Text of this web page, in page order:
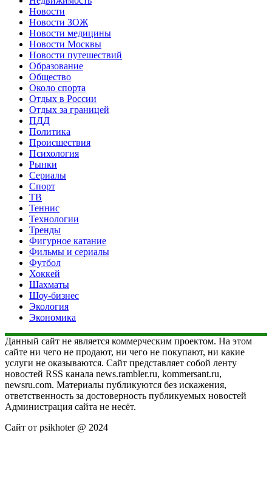
Новости
Новости ЗОЖ
Новости медицины
Новости Москвы
Новости путешествий
Образование
Общество
Около спорта
Отдых в России
Отдых за границей
ПДД
Политика
Происшествия
Психология
Рынки
Сериалы
Спорт
ТВ
Теннис
Технологии
Тренды
Фигурное катание
Фильмы и сериалы
Футбол
Хоккей
Шахматы
Шоу-бизнес
Экология
Экономика
Данный сайт не является коммерческим проектом. На этом
сайте ни чего не продают, ни чего не покупают, ни какие
услуги не оказываются. Сайт представляет собой ленту
новостей RSS канала news.rambler.ru, kommersant.ru,
newsru.com. Материалы публикуются без искажения,
ответственность за достоверность публикуемых новостей
Администрация сайта не несёт.
Сайт от psikhoter @ 2024